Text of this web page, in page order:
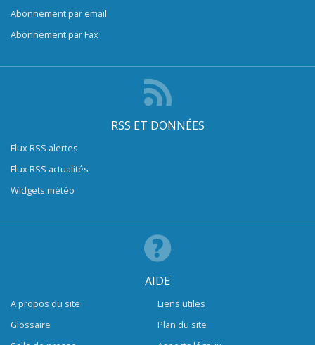
Abonnement par email
Abonnement par Fax
RSS ET DONNÉES
Flux RSS alertes
Flux RSS actualités
Widgets météo
AIDE
A propos du site
Glossaire
Liens utiles
Plan du site